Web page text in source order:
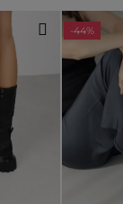
-44%